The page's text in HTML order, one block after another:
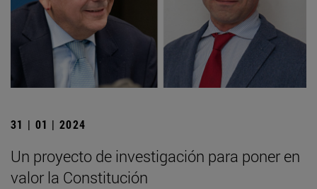
31 | 01 | 2024
Un proyecto de investigación para poner en
valor la Constitución